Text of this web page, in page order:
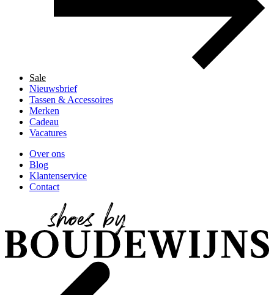
Sale
Nieuwsbrief
Tassen & Accessoires
Merken
Cadeau
Vacatures
Over ons
Blog
Klantenservice
Contact